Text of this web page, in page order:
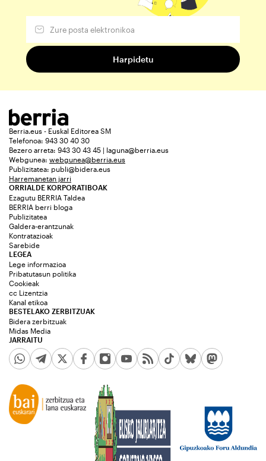
Berria.eus - Euskal Editorea SM
Telefonoa: 943 30 40 30
Bezero arreta: 943 30 43 45 | laguna@berria.eus
Webgunea: webgunea@berria.eus
Publizitatea: publi@bidera.eus
Harremanetan jarri
ORRIALDE KORPORATIBOAK
Ezagutu BERRIA Taldea
BERRIA berri bloga
Publizitatea
Galdera-erantzunak
Kontratazioak
Sarebide
JARRAITU
LEGEA
Lege informazioa
Pribatutasun politika
Cookieak
cc Lizentzia
Kanal etikoa
BESTELAKO ZERBITZUAK
Bidera zerbitzuak
Midas Media